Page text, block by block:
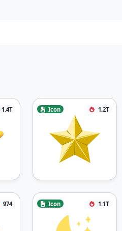
1.4T Icon 1.2T
974 Icon 1.1T